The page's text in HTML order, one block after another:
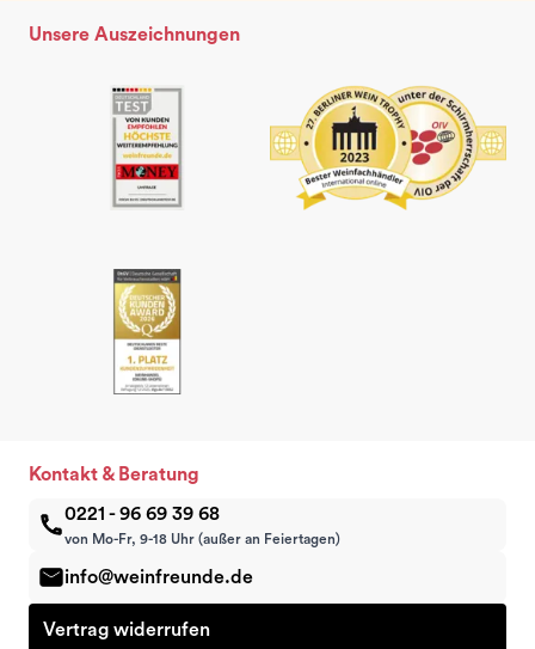
Unsere Auszeichnungen
Kontakt & Beratung
0221 - 96 69 39 68
von Mo-Fr, 9-18 Uhr (außer an Feiertagen)
info@weinfreunde.de
Vertrag widerrufen